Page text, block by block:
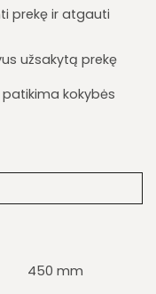
prekę ir atgauti
užsakytą prekę
kokybės
450 mm